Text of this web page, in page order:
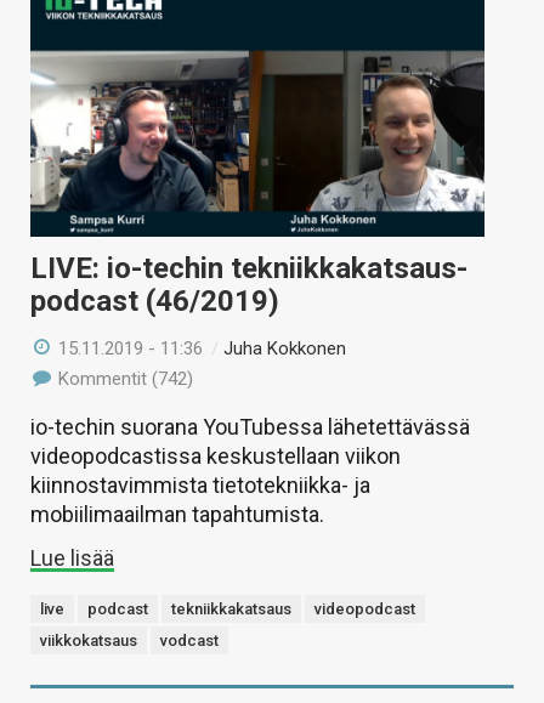
LIVE: io-techin tekniikkakatsaus-
podcast (46/2019)
15.11.2019 - 11:36 /Juha Kokkonen
Kommentit (742)
io-techin suorana YouTubessa lähetettävässä
videopodcastissa keskustellaan viikon
kiinnostavimmista tietotekniikka- ja
mobiilimaailman tapahtumista.
Lue lisää
live podcast tekniikkakatsaus
videopodcast
viikkokatsaus
vodcast